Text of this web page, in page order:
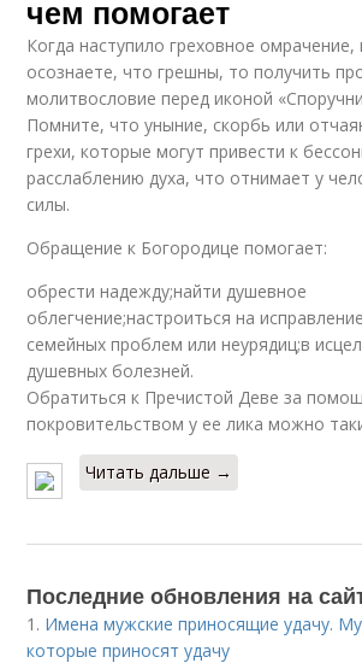
чем помогает
Когда наступило греховное омрачение,
осознаете, что грешны, то получить
молитвословие перед иконой
Помните, что уныние, скорбь или
грехи, которые могут привести к
расслаблению духа, что отнимает у
силы.
Обращение к Богородице помогает:
обрести надежду;найти душевное
облегчение;настроиться на
семейных проблем или неурядиц;в
душевных болезней.
Обратиться к Пречистой Деве за
покровительством у ее лика можно
Читать дальше →
Последние обновления на
1. Имена мужские приносящие удачу.
которые приносят удачу